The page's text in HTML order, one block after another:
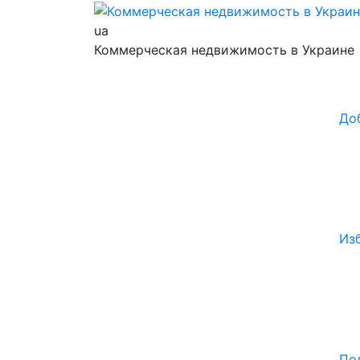
ua
Коммерческая недвижимость в Украине